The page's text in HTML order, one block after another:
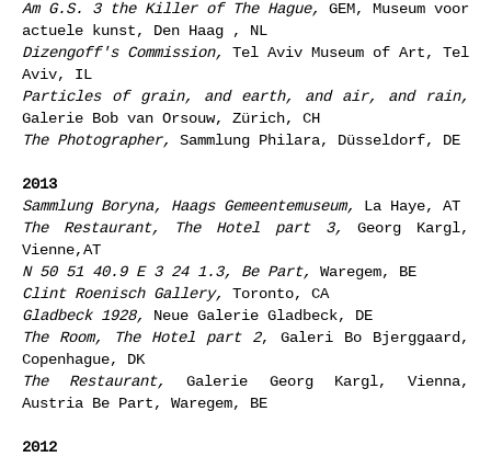
Am G.S. 3 the Killer of The Hague,
GEM, Museum voor
actuele kunst, Den Haag , NL
Dizengoff's Commission,
Tel Aviv Museum of Art, Tel
Aviv, IL
Particles of grain, and earth, and air, and rain,
Galerie Bob van Orsouw, Zürich, CH
The Photographer,
Sammlung Philara, Düsseldorf, DE
2013
Sammlung Boryna, Haags Gemeentemuseum,
La Haye, AT
The Restaurant, The Hotel part 3,
Georg Kargl,
Vienne,AT
N 50 51 40.9 E 3 24 1.3, Be Part,
Waregem, BE
Clint Roenisch Gallery,
Toronto, CA
Gladbeck 1928,
Neue Galerie Gladbeck, DE
The Room, The Hotel part 2, Galeri Bo Bjerggaard,
Copenhague, DK
The Restaurant,
Galerie Georg Kargl, Vienna,
Austria Be Part, Waregem, BE
2012